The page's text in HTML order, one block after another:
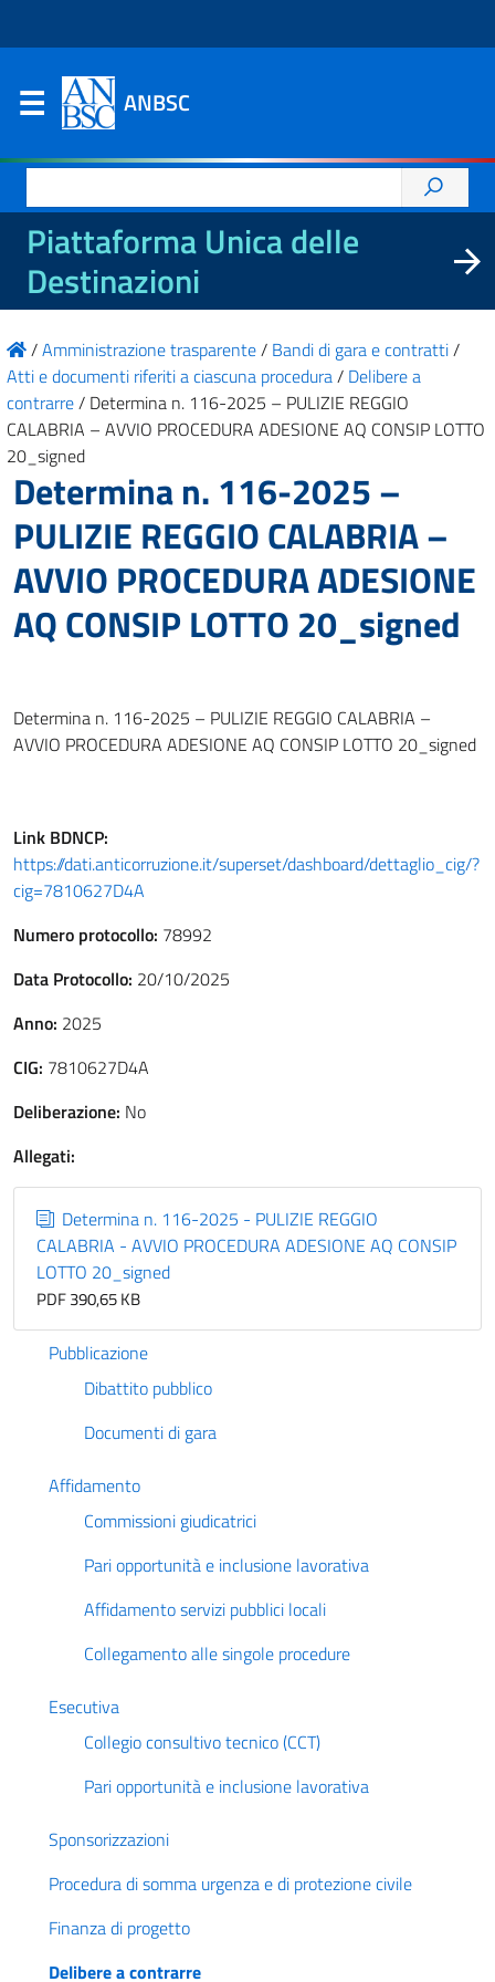
ANBSC
per:
Piattaforma Unica delle
Destinazioni
/Amministrazione trasparente/ Bandi di gara e contratti/
Atti e documenti riferiti a ciascuna procedura/ Delibere a
contrarre/ Determina n. 116-2025 – PULIZIE REGGIO
CALABRIA – AVVIO PROCEDURA ADESIONE AQ CONSIP LOTTO
20_signed
Determina n. 116-2025 –
PULIZIE REGGIO CALABRIA –
AVVIO PROCEDURA ADESIONE
AQ CONSIP LOTTO 20_signed
Determina n. 116-2025 – PULIZIE REGGIO CALABRIA –
AVVIO PROCEDURA ADESIONE AQ CONSIP LOTTO 20_signed
Link BDNCP:
https://dati.anticorruzione.it/superset/dashboard/dettaglio_cig/?
cig=7810627D4A
Numero protocollo: 78992
Data Protocollo: 20/10/2025
Anno: 2025
CIG: 7810627D4A
Deliberazione: No
Allegati:
Determina n. 116-2025 - PULIZIE REGGIO
CALABRIA - AVVIO PROCEDURA ADESIONE AQ CONSIP
LOTTO 20_signed
PDF 390,65 KB
Pubblicazione
Dibattito pubblico
Documenti di gara
Affidamento
Commissioni giudicatrici
Pari opportunità e inclusione lavorativa
Affidamento servizi pubblici locali
Collegamento alle singole procedure
Esecutiva
Collegio consultivo tecnico (CCT)
Pari opportunità e inclusione lavorativa
Sponsorizzazioni
Procedura di somma urgenza e di protezione civile
Finanza di progetto
Delibere a contrarre